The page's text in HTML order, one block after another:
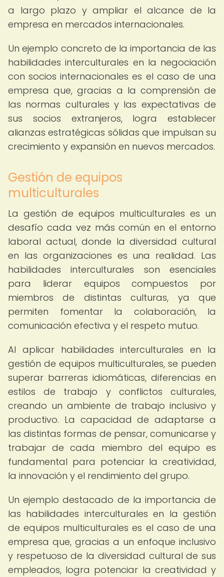
a largo plazo y ampliar el alcance de la
empresa en mercados internacionales.
Un ejemplo concreto de la importancia de las
habilidades interculturales en la negociación
con socios internacionales es el caso de una
empresa que, gracias a la comprensión de
las normas culturales y las expectativas de
sus socios extranjeros, logra establecer
alianzas estratégicas sólidas que impulsan su
crecimiento y expansión en nuevos mercados.
Gestión de equipos
multiculturales
La gestión de equipos multiculturales es un
desafío cada vez más común en el entorno
laboral actual, donde la diversidad cultural
en las organizaciones es una realidad. Las
habilidades interculturales son esenciales
para liderar equipos compuestos por
miembros de distintas culturas, ya que
permiten fomentar la colaboración, la
comunicación efectiva y el respeto mutuo.
Al aplicar habilidades interculturales en la
gestión de equipos multiculturales, se pueden
superar barreras idiomáticas, diferencias en
estilos de trabajo y conflictos culturales,
creando un ambiente de trabajo inclusivo y
productivo. La capacidad de adaptarse a
las distintas formas de pensar, comunicarse y
trabajar de cada miembro del equipo es
fundamental para potenciar la creatividad,
la innovación y el rendimiento del grupo.
Un ejemplo destacado de la importancia de
las habilidades interculturales en la gestión
de equipos multiculturales es el caso de una
empresa que, gracias a un enfoque inclusivo
y respetuoso de la diversidad cultural de sus
empleados, logra potenciar la creatividad y